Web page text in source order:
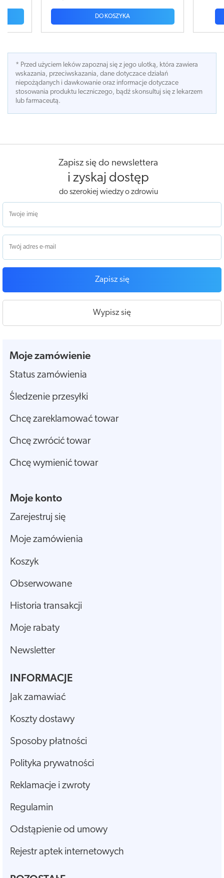
DO KOSZYKA
* Przed użyciem leków zapoznaj się z jego ulotką, która zawiera
wskazania, przeciwskazania, dane dotyczace działań
niepożądanych i dawkowanie oraz informacje dotyczace
stosowania produktu leczniczego, bądź skonsultuj się z lekarzem
lub farmaceutą.
Zapisz się do newslettera
i zyskaj dostęp
do szerokiej wiedzy o zdrowiu
Zapisz się
Wypisz się
Moje zamówienie
Status zamówienia
Śledzenie przesyłki
Chcę zareklamować towar
Chcę zwrócić towar
Chcę wymienić towar
Moje konto
Zarejestruj się
Moje zamówienia
Koszyk
Obserwowane
Historia transakcji
Moje rabaty
Newsletter
INFORMACJE
Jak zamawiać
Koszty dostawy
Sposoby płatności
Polityka prywatności
Reklamacje i zwroty
Regulamin
Odstąpienie od umowy
Rejestr aptek internetowych